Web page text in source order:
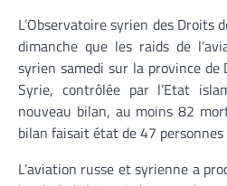
L’Observatoire syrien des Droits
dimanche que les raids de
syrien samedi sur la province de
Syrie, contrôlée par l’Etat
nouveau bilan, au moins 82
bilan faisait état de 47
L’aviation russe et syrienne a